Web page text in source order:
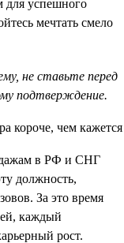
для успешного
мечтать смело
не ставьте перед
подтверждение.
в РФ и СНГ
должность,
За это время
каждый
рост.